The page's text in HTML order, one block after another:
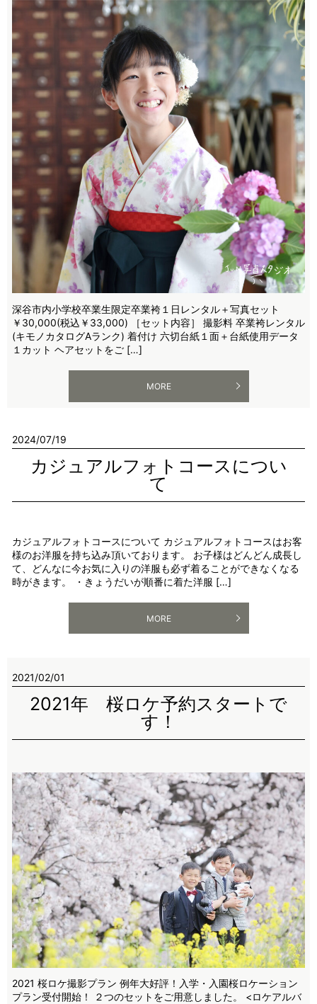
深谷市内小学校卒業生限定卒業袴１日レンタル＋写真セット
￥30,000(税込￥33,000) ［セット内容］ 撮影料 卒業袴レンタル
(キモノカタログAランク) 着付け 六切台紙１面＋台紙使用データ
１カット ヘアセットをご […]
MORE
2024/07/19
カジュアルフォトコースについ
て
カジュアルフォトコースについて カジュアルフォトコースはお客
様のお洋服を持ち込み頂いております。 お子様はどんどん成長し
て、どんなに今お気に入りの洋服も必ず着ることができなくなる
時がきます。 ・きょうだいが順番に着た洋服 […]
MORE
2021/02/01
2021年 桜ロケ予約スタートで
す！
2021 桜ロケ撮影プラン 例年大好評！入学・入園桜ロケーション
プラン受付開始！ ２つのセットをご用意しました。 <ロケアルバ